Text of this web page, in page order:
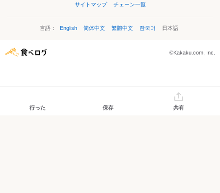
サイトマップ
チェーン一覧
言語： English 简体中文 繁體中文 한국어 日本語
©Kakaku.com, Inc.
行った 保存 共有